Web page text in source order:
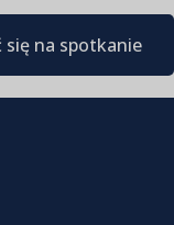
na spotkanie